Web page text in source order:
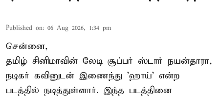
Published on: 06 Aug 2026, 1:34 pm
சென்னை,
தமிழ் சினிமாவின் லேடி சூப்பர் ஸ்டார் நயன்தாரா,
நடிகர் கவினுடன் இணைந்து 'ஹாய்' என்ற
படத்தில் நடித்துள்ளார். இந்த படத்தினை